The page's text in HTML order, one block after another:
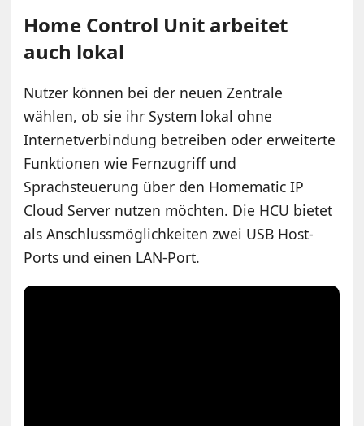
Home Control Unit arbeitet
auch lokal
Nutzer können bei der neuen Zentrale
wählen, ob sie ihr System lokal ohne
Internetverbindung betreiben oder erweiterte
Funktionen wie Fernzugriff und
Sprachsteuerung über den Homematic IP
Cloud Server nutzen möchten. Die HCU bietet
als Anschlussmöglichkeiten zwei USB Host-
Ports und einen LAN-Port.